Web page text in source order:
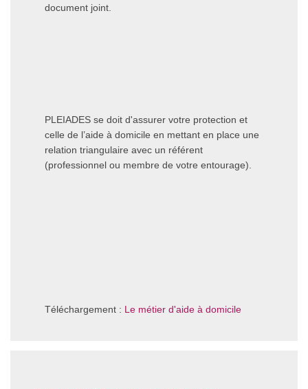
document joint.
PLEIADES se doit d'assurer votre protection et
celle de l’aide à domicile en mettant en place une
relation triangulaire avec un référent
(professionnel ou membre de votre entourage).
Téléchargement : Le métier d'aide à domicile